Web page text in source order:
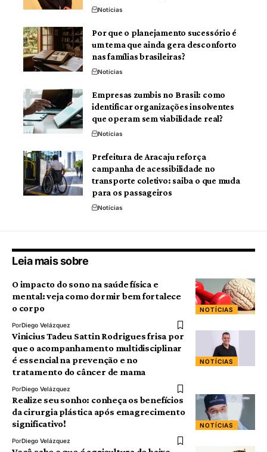
Notícias
Por que o planejamento sucessório é
um tema que ainda gera desconforto
nas famílias brasileiras?
Notícias
Empresas zumbis no Brasil: como
identificar organizações insolventes
que operam sem viabilidade real?
Notícias
Prefeitura de Aracaju reforça
campanha de acessibilidade no
transporte coletivo: saiba o que muda
para os passageiros
Notícias
Leia mais sobre
NOTÍCIAS
O impacto do sono na saúde física e
mental: veja como dormir bem fortalece
o corpo
PorDiego Velázquez
NOTÍCIAS
Vinicius Tadeu Sattin Rodrigues frisa por
que o acompanhamento multidisciplinar
é essencial na prevenção e no
tratamento do câncer de mama
PorDiego Velázquez
NOTÍCIAS
Realize seu sonho: conheça os benefícios
da cirurgia plástica após emagrecimento
significativo!
PorDiego Velázquez